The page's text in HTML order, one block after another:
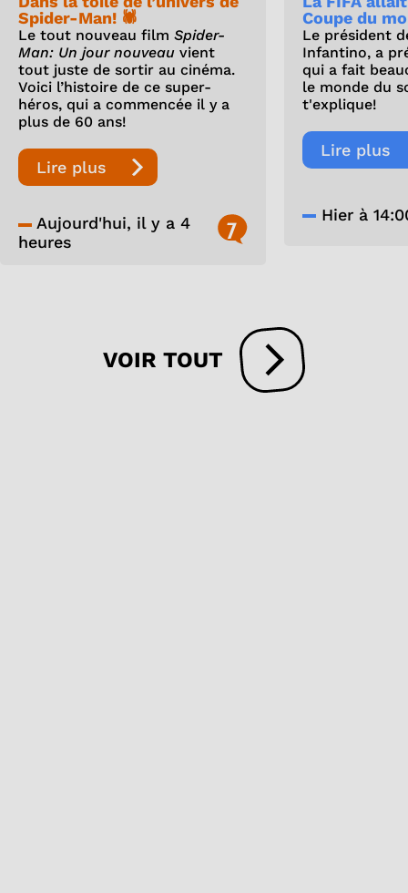
Spider-Man! 🕷️
Le tout nouveau film Spider-
Man: Un jour nouveau vient
tout juste de sortir au cinéma.
Voici l’histoire de ce super-
héros, qui a commencée il y a
plus de 60 ans!
Lire plus
Aujourd'hui, il y a 4
heures
7
Coupe du
Le président
Infantino, a
qui a fait
le monde du
t'explique!
Lire plus
Hier à
VOIR TOUT